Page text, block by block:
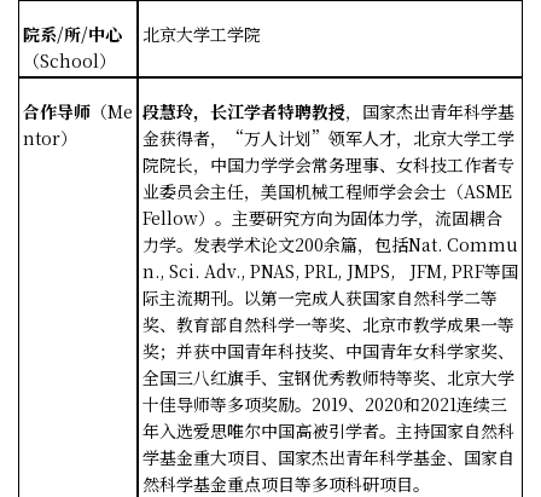
院系/所/中心
（School）
北京大学工学院
合作导师 （Me
ntor）
段慧玲，长江学者特聘教授，国家杰出青年科学基
金获得者，
“万人计划” 领军人才，北京大学工学
院院长，中国力学学会常务理事、女科技工作者专
业委员会主任，美国机械工程师学会会士（ASME
Fellow）。主要研究方向为固体力学，流固耦合
力学。发表学术论文200余篇，包括Nat. Commu
n., Sci. Adv., PNAS, PRL, JMPS, JFM, PRF等国
际主流期刊。以第一完成人获国家自然科学二等
奖、教育部自然科学一等奖、北京市教学成果一等
奖；并获中国青年科技奖、中国青年女科学家奖、
全国三八红旗手、宝钢优秀教师特等奖、北京大学
十佳导师等多项奖励。 2019、 2020和2021连续三
年入选爱思唯尔中国高被引学者。主持国家自然科
学基金重大项目、国家杰出青年科学基金、国家自
然科学基金重点项目等多项科研项目。